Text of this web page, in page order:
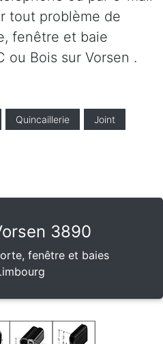
tout problème de
fenêtre et baie
ou Bois sur Vorsen .
Quincaillerie Joint
3890
fenêtre et baies